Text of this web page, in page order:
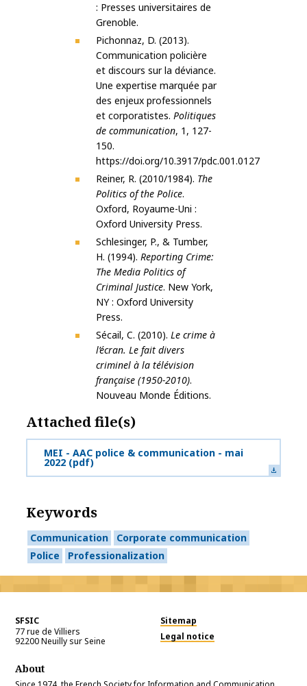
: Presses universitaires de
Grenoble.
Pichonnaz, D. (2013).
Communication policière
et discours sur la déviance.
Une expertise marquée par
des enjeux professionnels
et corporatistes. Politiques
de communication, 1, 127-
150.
https://doi.org/10.3917/pdc.001.0127
Reiner, R. (2010/1984). The
Politics of the Police.
Oxford, Royaume-Uni :
Oxford University Press.
Schlesinger, P., & Tumber,
H. (1994). Reporting Crime:
The Media Politics of
Criminal Justice. New York,
NY : Oxford University
Press.
Sécail, C. (2010). Le crime à
l’écran. Le fait divers
criminel à la télévision
française (1950-2010).
Nouveau Monde Éditions.
Attached file(s)
MEI - AAC police & communication - mai
2022 (pdf)
Keywords
Communication
Corporate communication
Police
Professionalization
SFSIC
77 rue de Villiers
92200Neuilly sur Seine
Sitemap
Legal notice
About